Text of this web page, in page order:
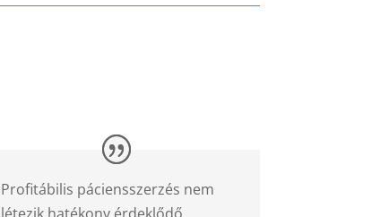
Profitábilis páciensszerzés nem
létezik hatékony érdeklődő